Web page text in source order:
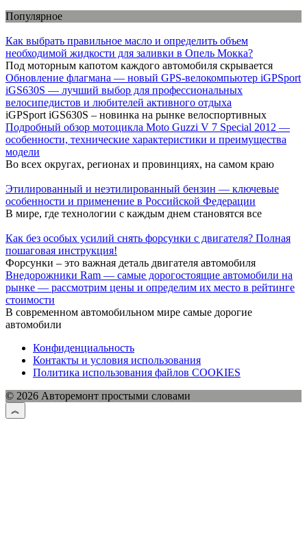
Популярное
Как выбрать правильное масло и определить объем
необходимой жидкости для заливки в Опель Мокка?
Под моторным капотом каждого автомобиля скрывается
Обновление флагмана — новый GPS-велокомпьютер iGPSport
iGS630S — лучший выбор для профессиональных
велосипедистов и любителей активного отдыха
iGPSport iGS630S – новинка на рынке велоспортивных
Подробный обзор мотоцикла Moto Guzzi V 7 Special 2012 —
особенности, технические характеристики и преимущества
модели
Во всех округах, регионах и провинциях, на самом краю
Этилированный и неэтилированный бензин — ключевые
особенности и применение в Российской Федерации
В мире, где технологии с каждым днем становятся все
Как без особых усилий снять форсунки с двигателя? Полная
пошаговая инструкция!
Форсунки – это важная деталь двигателя автомобиля
Внедорожники Ram — самые дорогостоящие автомобили на
рынке — рассмотрим цены и определим их место в рейтинге
стоимости
В современном автомобильном мире самые дорогие
автомобили
Конфиденциальность
Контакты и условия использования
Политика использования файлов COOKIES
© 2026 Авторемонт простыми словами